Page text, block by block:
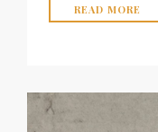
READ MORE